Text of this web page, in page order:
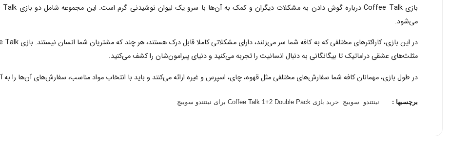
می‌شود.
مثلث‌های عشقی دراماتیک تا بیگانگانی به دنبال انسانیت را تجربه می‌کنید و دنیای پیرامون‌شان را کشف می‌کنید.
در طول بازی، مهمانان کافه شما سفارش‌های مختلفی مثل قهوه، چای، اسپرس و غیره ارائه می‌کنند و باید با انتخاب مواد مناسب، سفارش‌های آن‌ها را
برچسبها : نینتندو سوییچ خرید بازی Coffee Talk 1+2 Double Pack برای نینتندو سوییچ